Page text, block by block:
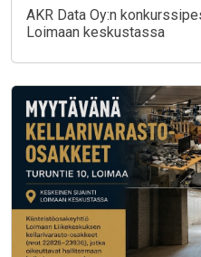
AKR Data Oy:n
Loimaan keskustassa